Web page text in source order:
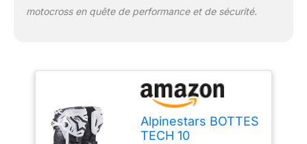
motocross en quête de performance et de sécurité.
Alpinestars BOTTES
TECH 10